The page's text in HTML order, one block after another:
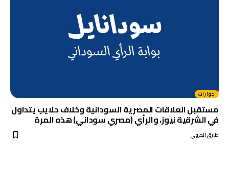
حوارات
مستقبل العلاقات المصرية السودانية وخلاف حلايب يتداول
في الشرقية نيوز، والرأي (مصري سوداني) هذه المرة
طارق الجزولي